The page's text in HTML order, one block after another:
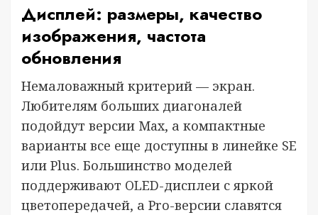
Дисплей: размеры, качество
изображения, частота
обновления
Немаловажный критерий — экран.
Любителям больших диагоналей
подойдут версии Max, а компактные
варианты все еще доступны в линейке SE
или Plus. Большинство моделей
поддерживают OLED-дисплеи с яркой
цветопередачей, а Pro-версии славятся